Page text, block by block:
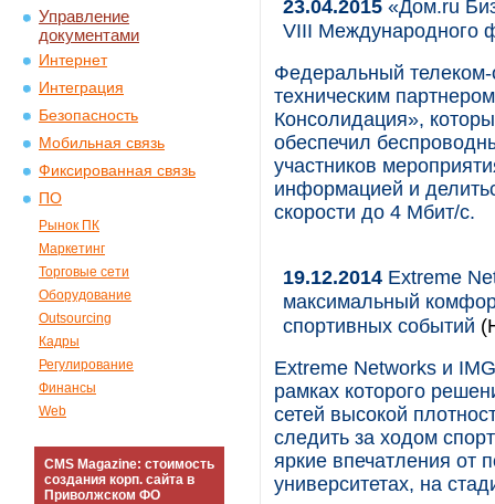
Управление
документами
Интернет
Интеграция
Безопасность
Мобильная связь
Фиксированная связь
ПО
Рынок ПК
Маркетинг
Торговые сети
Оборудование
Outsourcing
Кадры
Регулирование
Финансы
Web
CMS Magazine: стоимость
создания корп. сайта в
Приволжском ФО
23.04.2015 «Дом.ru
VIII Международного
Федеральный
техническим
Консолидация»,
обеспечил
участников
информацией и
скорости до 4 Мбит/с.
19.12.2014 Extreme
максимальный
спортивных событий
Extreme Networks и
рамках которого
сетей высокой
следить за ходом
яркие впечатления от
университетах, на